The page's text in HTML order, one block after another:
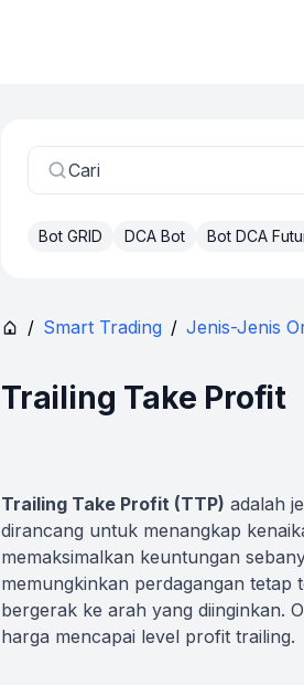
Cari
Bot GRID DCA Bot Bot DCA
/ Smart Trading / Jenis-Jenis
Trailing Take Profit
Trailing Take Profit (TTP) adalah
dirancang untuk menangkap
memaksimalkan keuntungan
memungkinkan perdagangan tetap
bergerak ke arah yang diinginkan.
harga mencapai level profit trailing.